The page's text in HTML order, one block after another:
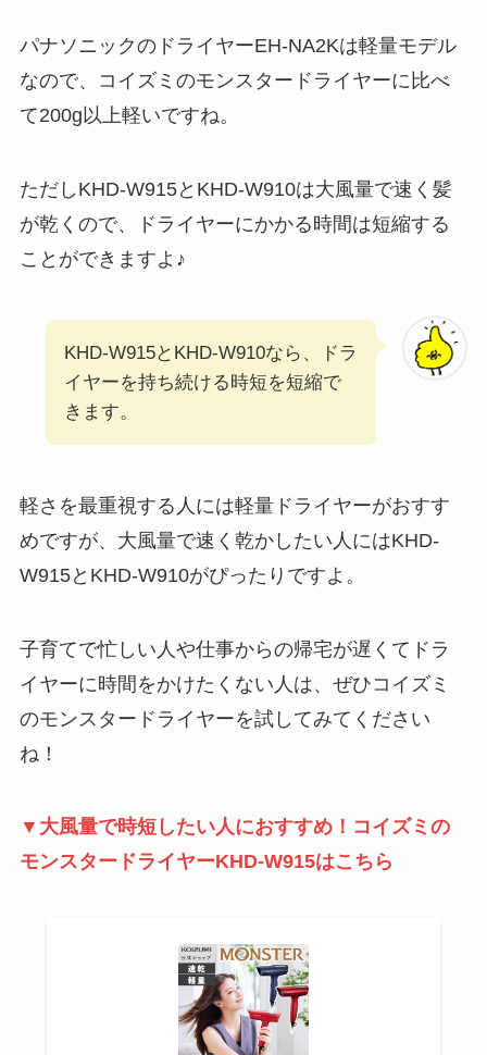
パナソニックのドライヤーEH-NA2Kは軽量モデル
なので、コイズミのモンスタードライヤーに比べ
て200g以上軽いですね。
ただしKHD-W915とKHD-W910は大風量で速く髪
が乾くので、ドライヤーにかかる時間は短縮する
ことができますよ♪
KHD-W915とKHD-W910なら、ドラ
イヤーを持ち続ける時短を短縮で
きます。
軽さを最重視する人には軽量ドライヤーがおすす
めですが、大風量で速く乾かしたい人にはKHD-
W915とKHD-W910がぴったりですよ。
子育てで忙しい人や仕事からの帰宅が遅くてドラ
イヤーに時間をかけたくない人は、ぜひコイズミ
のモンスタードライヤーを試してみてください
ね！
▼大風量で時短したい人におすすめ！コイズミの
モンスタードライヤーKHD-W915はこちら